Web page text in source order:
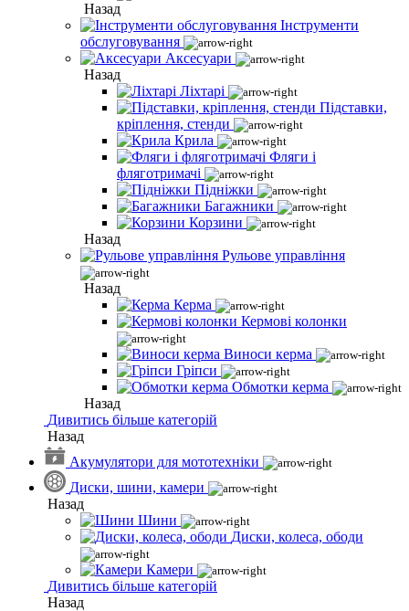
Назад
Інструменти
обслуговування
Аксесуари
Назад
Ліхтарі
Підставки,
кріплення, стенди
Крила
Фляги і
фляготримачі
Підніжки
Багажники
Корзини
Назад
Рульове управління
Назад
Керма
Кермові колонки
Виноси керма
Гріпси
Обмотки керма
Назад
Дивитись більше категорій
Назад
Акумулятори для мототехніки
Диски, шини, камери
Назад
Шини
Диски, колеса, ободи
Камери
Дивитись більше категорій
Назад